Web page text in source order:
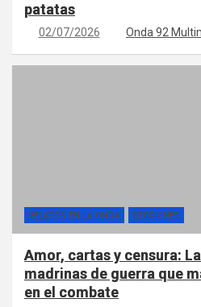
patatas
02/07/2026 Onda 92
RELATOS EN LA ONDA SECCIONES
Amor, cartas y censura:
madrinas de guerra que
en el combate